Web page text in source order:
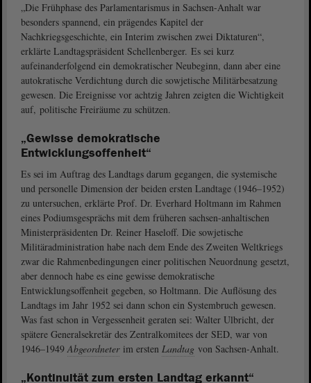
„Die Frühphase des Parlamentarismus in Sachsen-Anhalt war
besonders spannend, ein prägendes Kapitel der
Nachkriegsgeschichte, ein Interim zwischen zwei Diktaturen“,
erklärte Landtagspräsident Schellenberger. Es sei kurz
aufeinanderfolgend ein demokratischer Neubeginn, dann aber eine
autokratische Verdichtung durch die sowjetische Militärbesatzung
gewesen. Die Ereignisse vor achtzig Jahren zeigten die Wichtigkeit
auf, politische Freiräume zu schützen.
„Gewisse demokratische
Entwicklungsoffenheit“
Es sei im Auftrag des Landtags darum gegangen, die systemische
und personelle Dimension der beiden ersten Landtage (1946–1952)
zu untersuchen, erklärte Prof. Dr. Everhard Holtmann im Rahmen
eines Podiumsgesprächs mit dem früheren sachsen-anhaltischen
Ministerpräsidenten Dr. Reiner Haseloff. Die sowjetische
Militäradministration habe nach dem Ende des Zweiten Weltkriegs
zwar die Rahmenbedingungen einer politischen Neuordnung gesetzt,
aber dennoch habe es eine gewisse demokratische
Entwicklungsoffenheit gegeben, so Holtmann. Die Auflösung des
Landtags im Jahr 1952 sei dann schon ein Systembruch gewesen.
Was fast schon in Vergessenheit geraten sei: Walter Ulbricht, der
spätere Generalsekretär des Zentralkomitees der SED, war von
1946–1949Abgeordneter im ersten Landtag von Sachsen-Anhalt.
„Kontinuität zum ersten Landtag erkannt“